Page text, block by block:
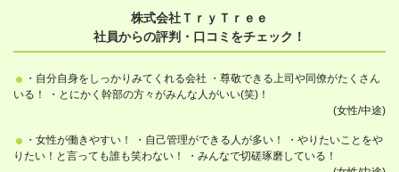
株式会社ＴｒｙＴｒｅｅ
社員からの評判・口コミをチェック！
・自分自身をしっかりみてくれる会社 ・尊敬できる上司や同僚がたくさん
いる！ ・とにかく幹部の方々がみんな人がいい(笑)！
(女性/中途)
・女性が働きやすい！ ・自己管理ができる人が多い！ ・やりたいことをや
りたい！と言っても誰も笑わない！ ・みんなで切磋琢磨している！